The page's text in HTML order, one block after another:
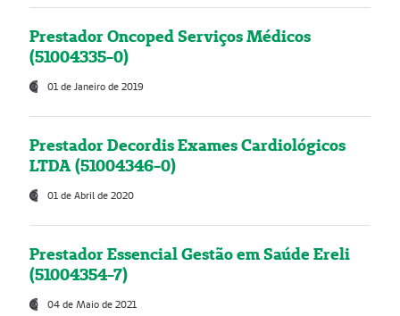
Prestador Oncoped Serviços Médicos
(51004335-0)
01 de Janeiro de 2019
Prestador Decordis Exames Cardiológicos
LTDA (51004346-0)
01 de Abril de 2020
Prestador Essencial Gestão em Saúde Ereli
(51004354-7)
04 de Maio de 2021